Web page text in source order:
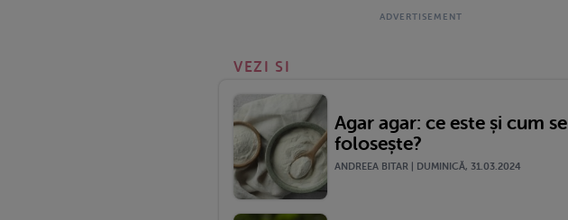
VEZI SI
Agar agar: ce este și cum se
folosește?
ANDREEA BITAR | DUMINICĂ, 31.03.2024